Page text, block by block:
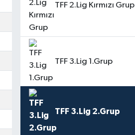
TFF 2.Lig Kırmızı Grup
TFF 3.Lig 1.Grup
TFF 3.Lig 2.Grup